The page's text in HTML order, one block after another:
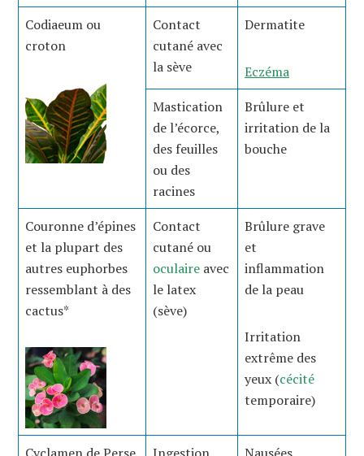
Codiaeum ou
croton
Contact
cutané avec
la sève
Dermatite
Eczéma
Mastication
de l’écorce,
des feuilles
ou des
racines
Brûlure et
irritation de la
bouche
Couronne d’épines
et la plupart des
autres euphorbes
ressemblant à des
cactus*
Contact
cutané ou
oculaire avec
le latex
(sève)
Brûlure grave
et
inflammation
de la peau
Irritation
extrême des
yeux (cécité
temporaire)